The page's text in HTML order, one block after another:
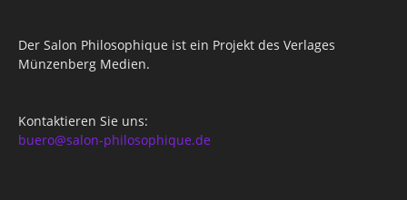
Der Salon Philosophique ist ein Projekt des Verlages
Münzenberg Medien.
Kontaktieren Sie uns:
buero@salon-philosophique.de